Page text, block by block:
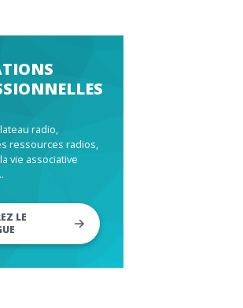
radio,
ressources radios,
vie associative
LE